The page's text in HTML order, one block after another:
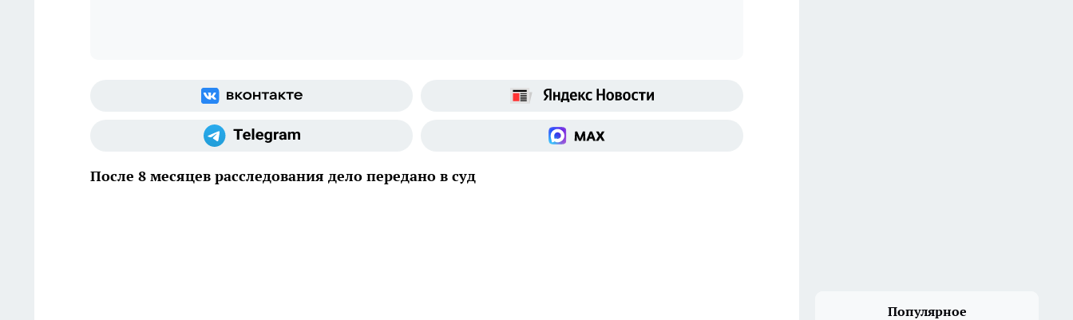
После 8 месяцев расследования дело передано в суд
Популярное